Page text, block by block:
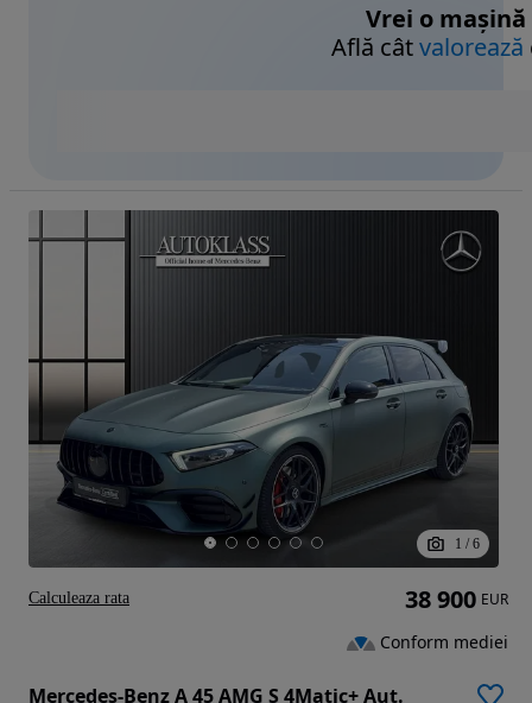
Vrei o mașină
Află câtvalorează
1 / 6
Mercedes-Benz A 45 AMG S 4Matic+ Aut.
38 900 EUR
Conform mediei
Calculeaza rata